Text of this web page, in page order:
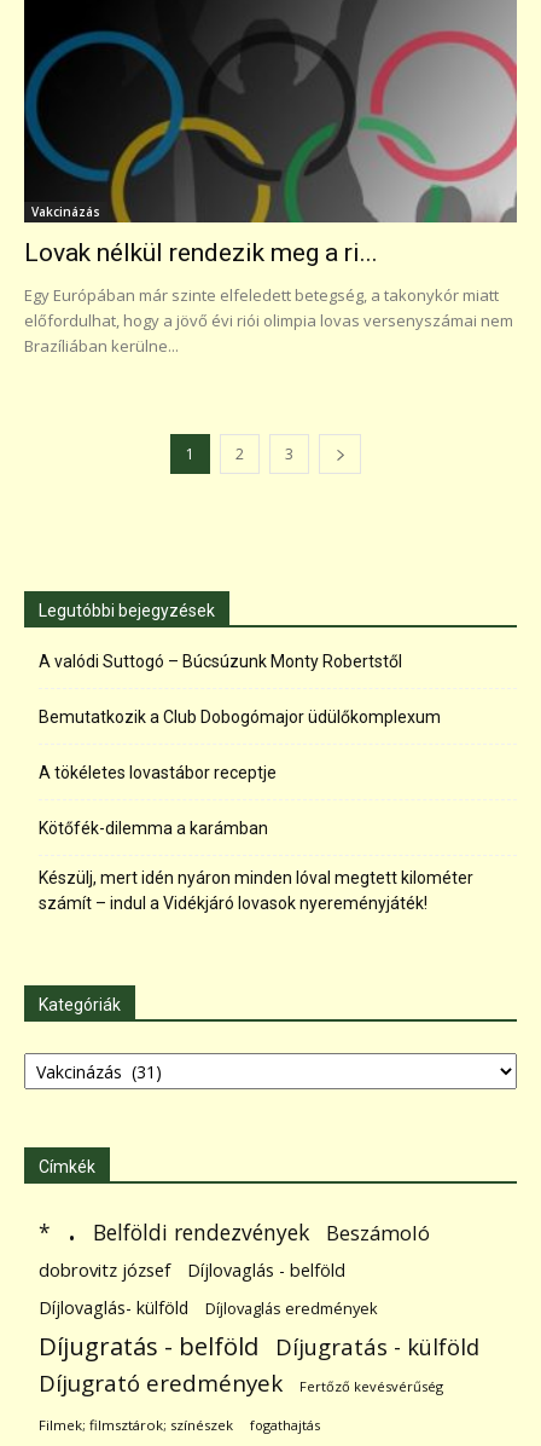
Vakcinázás
Lovak nélkül rendezik meg a ri...
Egy Európában már szinte elfeledett betegség, a takonykór miatt
előfordulhat, hogy a jövő évi riói olimpia lovas versenyszámai nem
Brazíliában kerülne...
1 2 3
Legutóbbi bejegyzések
A valódi Suttogó – Búcsúzunk Monty Robertstől
Bemutatkozik a Club Dobogómajor üdülőkomplexum
A tökéletes lovastábor receptje
Kötőfék-dilemma a karámban
Készülj, mert idén nyáron minden lóval megtett kilométer
számít – indul a Vidékjáró lovasok nyereményjáték!
Kategóriák
Kategóriák
Címkék
* . Belföldi rendezvények Beszámoló
dobrovitz józsef
Díjlovaglás - belföld
Díjlovaglás- külföld
Díjlovaglás eredmények
Díjugratás - belföld Díjugratás - külföld
Díjugrató eredmények Fertőző kevésvérűség
Filmek; filmsztárok; színészek fogathajtás